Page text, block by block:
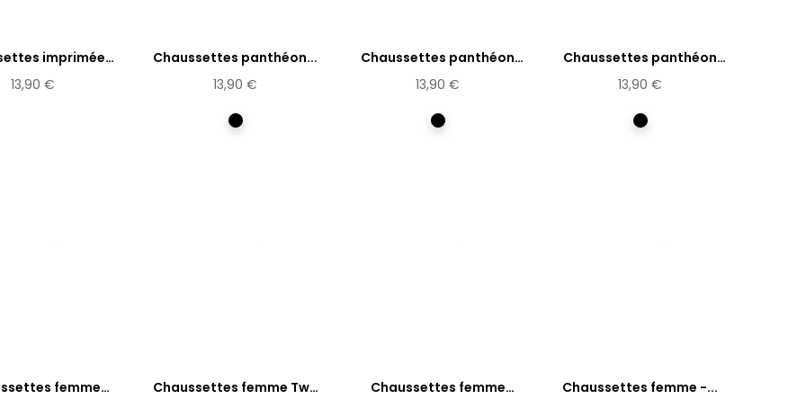
imprimées
Heidi
13,90 €
Chaussettes panthéon...
13,90 €
Multicolore
Chaussettes panthéon
Olympe...
13,90 €
Multicolore
Chaussettes panthéon
Rosa...
13,90 €
Multicolore
femme
Chaussettes femme Two
Chaussettes femme
Chaussettes femme -...